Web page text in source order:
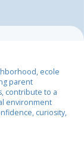
ecole
parent
contribute to a
environment
curiosity,